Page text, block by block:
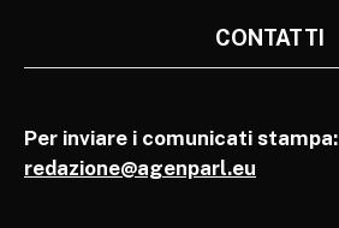
CONTATTI
Per inviare i comunicati stampa:
redazione@agenparl.eu